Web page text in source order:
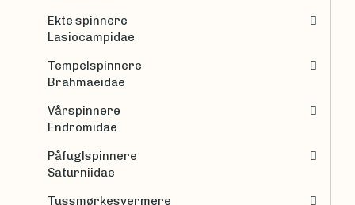
Ekte spinnere
Lasiocampidae
Tempelspinnere
Brahmaeidae
Vårspinnere
Endromidae
Påfuglspinnere
Saturniidae
Tussmørkesvermere